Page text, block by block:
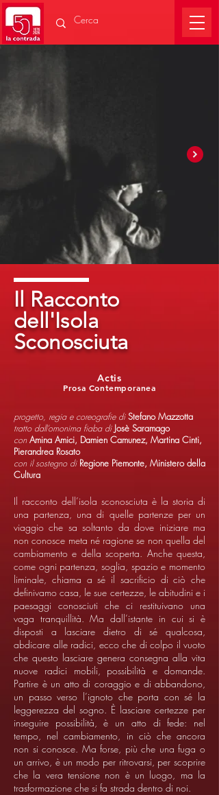
Il Racconto
dell'Isola
Sconosciuta
Prosa Contemporanea
Actis
progetto, regia e coreografie diStefano Mazzotta
tratto dall’omonima fiaba di Josè Saramago
con Amina Amici, Damien Camunez, Martina Cinti,
Pierandrea Rosato
con il sostegno di Regione Piemonte, Ministero della
Cultura
Il racconto dell’isola sconosciuta è la storia di
una partenza, una di quelle partenze per un
viaggio che sa soltanto da dove iniziare ma
non conosce meta né ragione se non quella del
cambiamento e della scoperta. Anche questa,
come ogni partenza, soglia, spazio e momento
liminale, chiama a sé il sacrificio di ciò che
definivamo casa, le sue certezze, le abitudini e i
paesaggi conosciuti che ci restituivano una
vaga tranquillità. Ma dall’istante in cui si è
disposti a lasciare dietro di sé qualcosa,
abdicare alle radici, ecco che di colpo il vuoto
che questo lasciare genera consegna alla vita
nuove radici mobili, possibilità e domande.
Partire è un atto di coraggio e di abbandono,
un passo verso l’ignoto che porta con sé la
leggerezza del sogno. È lasciare certezze per
inseguire possibilità, è un atto di fede: nel
tempo, nel cambiamento, in ciò che ancora
non si conosce. Ma forse, più che una fuga o
un arrivo, è un modo per ritrovarsi, per scoprire
che la vera tensione non è un luogo, ma la
trasformazione che si fa strada dentro di noi.